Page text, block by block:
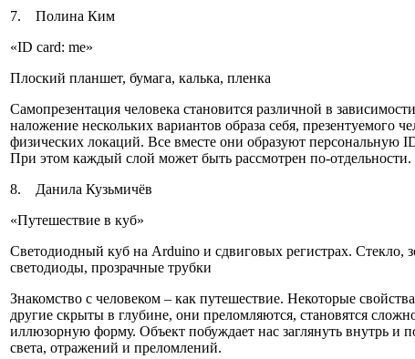
7. Полина Ким
«ID card: me»
Плоский планшет, бумага, калька, пленка
Самопрезентация человека становится различной в
наложение нескольких вариантов образа себя, презентуемого
физических локаций. Все вместе они образуют персональную
При этом каждый слой может быть рассмотрен по-отдельности.
8. Данила Кузьмичёв
«Путешествие в куб»
Светодиодный куб на Arduino и сдвиговых регистрах. Стекло,
светодиоды, прозрачные трубки
Знакомство с человеком ‒ как путешествие. Некоторые
другие скрыты в глубине, они преломляются, становятся
иллюзорную форму. Объект побуждает нас заглянуть внутрь и
света, отражений и преломлений.